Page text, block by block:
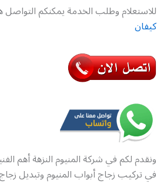
للاستعلام وطلب الخدمة يمكنكم التواصل
كيفان
ونقدم لكم في شركة المنيوم النزهة أهم
في تركيب زجاج أبواب المنيوم وتبديل